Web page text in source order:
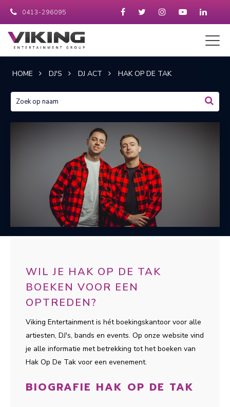
0413-296095
HOME DJ'S DJ ACT HAK OP DE TAK
WIL JE HAK OP DE TAK
BOEKEN VOOR EEN
OPTREDEN?
Viking Entertainment is hét boekingskantoor voor alle
artiesten, DJ's, bands en events. Op onze website vind
je alle informatie met betrekking tot het boeken van
Hak Op De Tak voor een evenement.
BIOGRAFIE HAK OP DE TAK